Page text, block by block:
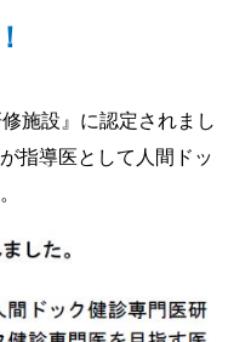
施設』に認定されまし
指導医として人間ドッ